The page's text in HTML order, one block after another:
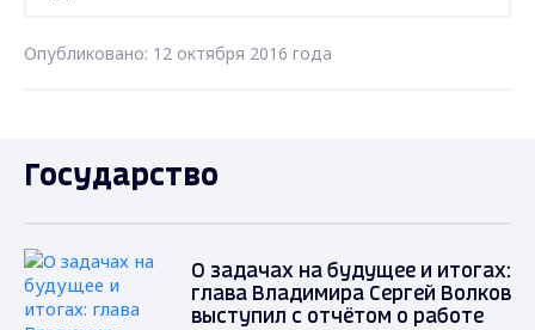
Опубликовано: 12 октября 2016 года
Государство
О задачах на будущее и итогах:
глава Владимира Сергей Волков
выступил с отчётом о работе